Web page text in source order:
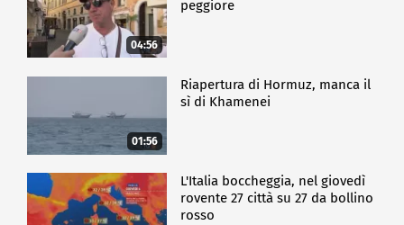
04:56
peggiore
01:56
Riapertura di Hormuz, manca il
sì di Khamenei
L'Italia boccheggia, nel giovedì
rovente 27 città su 27 da bollino
rosso